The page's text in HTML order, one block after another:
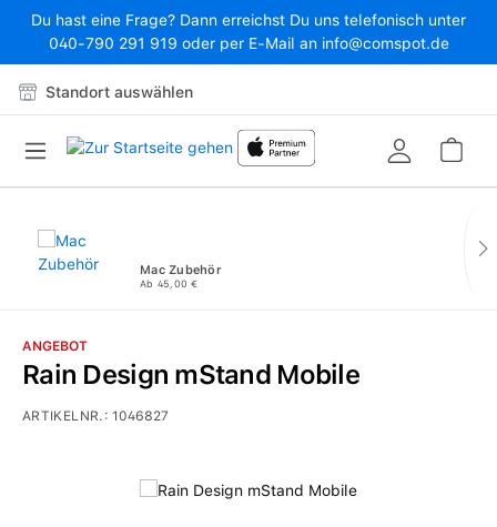
Zum Hauptinhalt springen
Du hast eine Frage? Dann erreichst Du uns telefonisch unter
040-790 291 919 oder per E-Mail an info@comspot.de
Standort auswählen
Mac Zubehör
Ab 45,00 €
Bildergalerie überspringen
ANGEBOT
Rain Design mStand Mobile
ARTIKELNR.:1046827